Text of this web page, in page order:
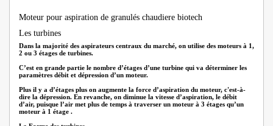
Moteur pour aspiration de granulés chaudiere biotech
Les turbines
Dans la majorité des aspirateurs centraux du marché, on utilise des moteurs à 1,
2 ou 3 étages de turbines.
C’est en grande partie le nombre d’étages d’une turbine qui va déterminer les
paramètres débit et dépression d’un moteur.
Plus il y a d’étages plus on augmente la force d’aspiration du moteur, c'est-à-
dire la dépression. En revanche, on diminue la vitesse d’aspiration, le débit
d’air, puisque l’air met plus de temps à traverser un moteur à 3 étages qu’un
moteur à 1 étage .